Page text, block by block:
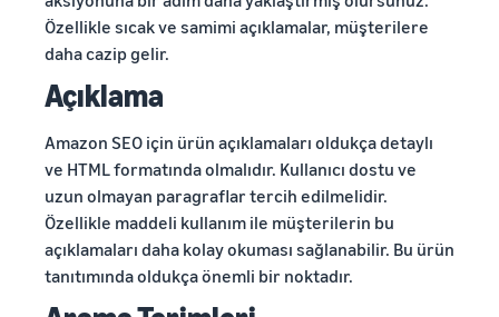
Özellikle sıcak ve samimi açıklamalar, müşterilere
daha cazip gelir.
Açıklama
Amazon SEO için ürün açıklamaları oldukça detaylı
ve HTML formatında olmalıdır. Kullanıcı dostu ve
uzun olmayan paragraflar tercih edilmelidir.
Özellikle maddeli kullanım ile müşterilerin bu
açıklamaları daha kolay okuması sağlanabilir. Bu ürün
tanıtımında oldukça önemli bir noktadır.